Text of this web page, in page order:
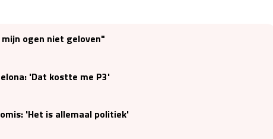
ogen niet geloven"
'Dat kostte me P3'
'Het is allemaal politiek'